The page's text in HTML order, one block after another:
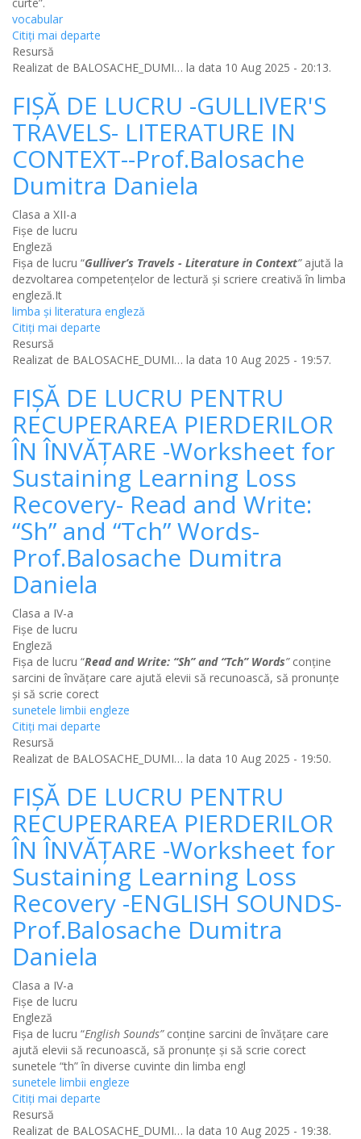
vocabular
Citiţi mai departe
Resursă
Realizat de BALOSACHE_DUMI… la data 10 Aug 2025 - 20:13.
FIȘĂ DE LUCRU -GULLIVER'S
TRAVELS- LITERATURE IN
CONTEXT--Prof.Balosache
Dumitra Daniela
Clasa a XII-a
Fișe de lucru
Engleză
Fișa de lucru “Gulliver’s Travels - Literature in Context” ajută la
dezvoltarea competențelor de lectură și scriere creativă în limba
engleză.It
limba și literatura engleză
Citiţi mai departe
Resursă
Realizat de BALOSACHE_DUMI… la data 10 Aug 2025 - 19:57.
FIȘĂ DE LUCRU PENTRU
RECUPERAREA PIERDERILOR
ÎN ÎNVĂȚARE -Worksheet for
Sustaining Learning Loss
Recovery- Read and Write:
“Sh” and “Tch” Words-
Prof.Balosache Dumitra
Daniela
Clasa a IV-a
Fișe de lucru
Engleză
Fișa de lucru “Read and Write: “Sh” and “Tch” Words”conține
sarcini de învățare care ajută elevii să recunoască, să pronunțe
și să scrie corect
sunetele limbii engleze
Citiţi mai departe
Resursă
Realizat de BALOSACHE_DUMI… la data 10 Aug 2025 - 19:50.
FIȘĂ DE LUCRU PENTRU
RECUPERAREA PIERDERILOR
ÎN ÎNVĂȚARE -Worksheet for
Sustaining Learning Loss
Recovery -ENGLISH SOUNDS-
Prof.Balosache Dumitra
Daniela
Clasa a IV-a
Fișe de lucru
Engleză
Fișa de lucru “English Sounds”conține sarcini de învățare care
ajută elevii să recunoască, să pronunțe și să scrie corect
sunetele “th” în diverse cuvinte din limba engl
sunetele limbii engleze
Citiţi mai departe
Resursă
Realizat de BALOSACHE_DUMI… la data 10 Aug 2025 - 19:38.